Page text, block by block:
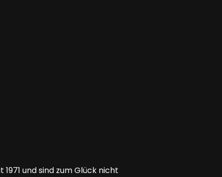
und sind zum Glück nicht